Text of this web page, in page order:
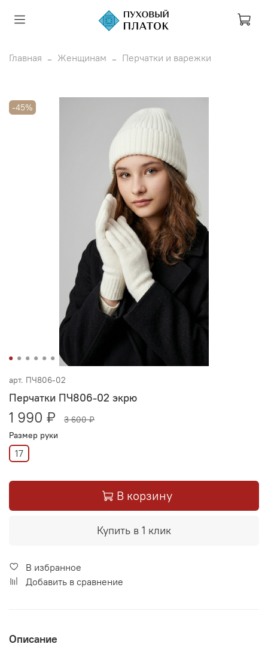
Главная Женщинам Перчатки и варежки
-45%
арт. ПЧ806-02
Перчатки ПЧ806-02 экрю
1 990 ₽
3 600 ₽
Размер руки
17
В корзину
Купить в 1 клик
В избранное
Добавить в сравнение
Описание